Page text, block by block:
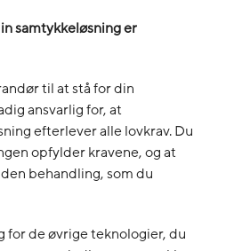
samtykkeløsning er
til at stå for din
ansvarlig for, at
efterlever alle lovkrav. Du
opfylder kravene, og at
behandling, som du
for de øvrige teknologier, du